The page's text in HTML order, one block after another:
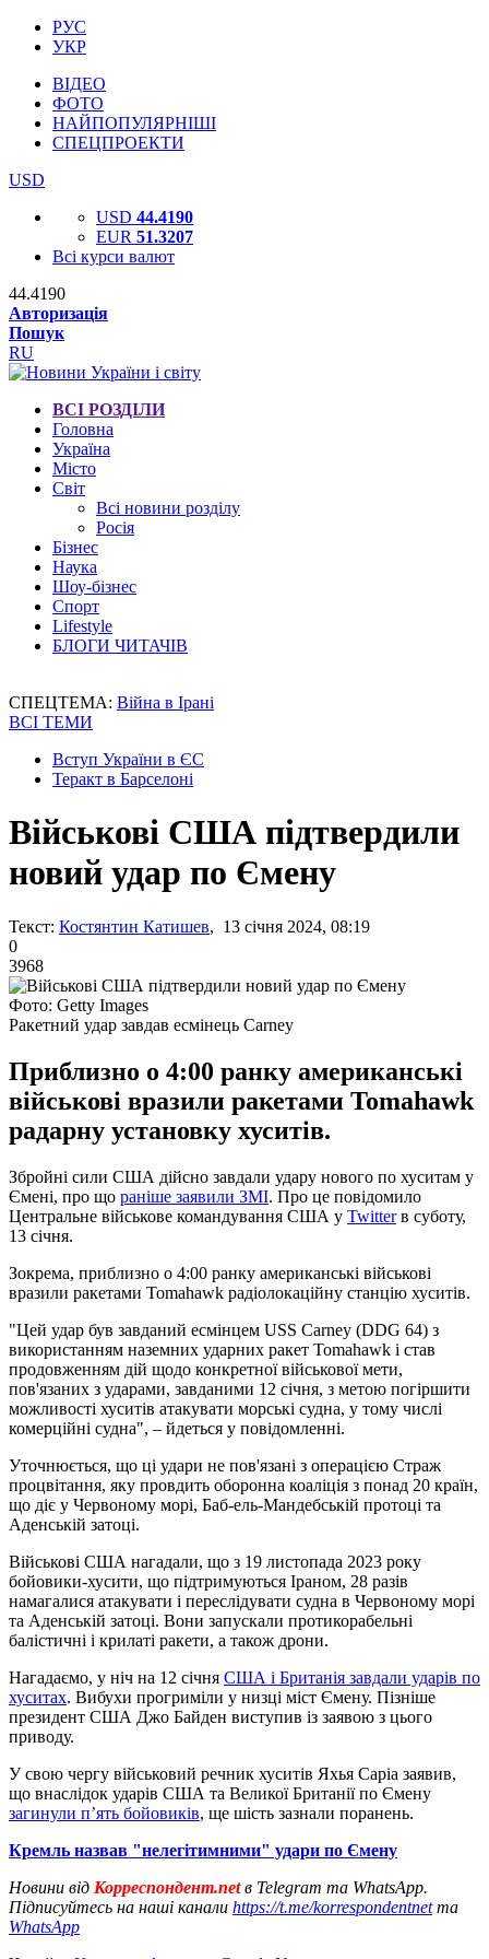
РУС
УКР
ВІДЕО
ФОТО
НАЙПОПУЛЯРНІШІ
СПЕЦПРОЕКТИ
USD
USD 44.4190
EUR 51.3207
Всі курси валют
44.4190
Авторизація
Пошук
RU
ВСІ РОЗДІЛИ
Головна
Україна
Місто
Світ
Всі новини розділу
Росія
Бізнес
Наука
Шоу-бізнес
Спорт
Lifestyle
БЛОГИ ЧИТАЧІВ
СПЕЦТЕМА: Війна в Ірані
ВСІ ТЕМИ
Вступ України в ЄС
Теракт в Барселоні
Військові США підтвердили
новий удар по Ємену
Текст: Костянтин Катишев, 13 січня 2024, 08:19
0
3968
Фото: Getty Images
Ракетний удар завдав есмінець Carney
Приблизно о 4:00 ранку американські
військові вразили ракетами Tomahawk
радарну установку хуситів.
Збройні сили США дійсно завдали удару нового по хуситам у
Ємені, про що раніше заявили ЗМІ. Про це повідомило
Центральне військове командування США у Twitterв суботу,
13 січня.
Зокрема, приблизно о 4:00 ранку американські військові
вразили ракетами Tomahawk радіолокаційну станцію хуситів.
"Цей удар був завданий есмінцем USS Carney (DDG 64) з
використанням наземних ударних ракет Tomahawk і став
продовженням дій щодо конкретної військової мети,
пов'язаних з ударами, завданими 12 січня, з метою погіршити
можливості хуситів атакувати морські судна, у тому числі
комерційні судна", – йдеться у повідомленні.
Уточнюється, що ці удари не пов'язані з операцією Страж
процвітання, яку провдить оборонна коаліція з понад 20 країн,
що діє у Червоному морі, Баб-ель-Мандебській протоці та
Аденській затоці.
Військові США нагадали, що з 19 листопада 2023 року
бойовики-хусити, що підтримуються Іраном, 28 разів
намагалися атакувати і переслідувати судна в Червоному морі
та Аденській затоці. Вони запускали протикорабельні
балістичні і крилаті ракети, а також дрони.
Нагадаємо, у ніч на 12 січня США і Британія завдали ударів по
хуситах. Вибухи прогриміли у низці міст Ємену. Пізніше
президент США Джо Байден виступив із заявою з цього
приводу.
У свою чергу військовий речник хуситів Яхья Саріа заявив,
що внаслідок ударів США та Великої Британії по Ємену
загинули п’ять бойовиків, ще шість зазнали поранень.
Кремль назвав "нелегітимними" удари по Ємену
Новини від Корреспондент.netв Telegram та WhatsApp.
Підписуйтесь на наші канали https://t.me/korrespondentnetта
WhatsApp